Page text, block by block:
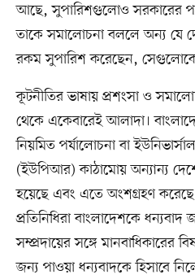
আছে, সুপারিশগুলোও সরকারের
তাকে সমালোচনা বললে অন্য যে
রকম সুপারিশ করেছেন, সেগুলোকে
কূটনীতির ভাষায় প্রশংসা ও
থেকে একেবারেই আলাদা।
নিয়মিত পর্যালোচনা বা
(ইউপিআর) কাঠামোয় অন্যান্য
হয়েছে এবং এতে অংশগ্রহণ
প্রতিনিধিরা বাংলাদেশকে ধন্যবাদ
সম্প্রদায়ের সঙ্গে মানবাধিকারের
জন্য পাওয়া ধন্যবাদকে হিসাবে